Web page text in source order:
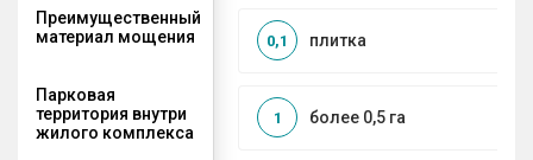
Преимущественный
материал мощения
плитка
0,1
Парковая
территория внутри
жилого комплекса
более 0,5 га
1